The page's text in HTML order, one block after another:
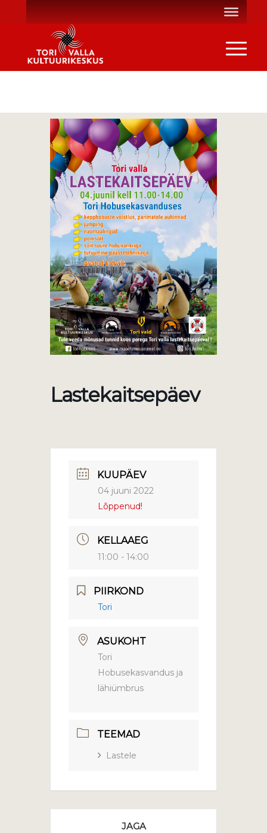
Lastekaitsepäev
KUUPÄEV
04 juuni 2022
Lõppenud!
KELLAAEG
11:00 - 14:00
PIIRKOND
Tori
ASUKOHT
Tori
Hobusekasvandus ja
lähiümbrus
TEEMAD
Lastele
JAGA